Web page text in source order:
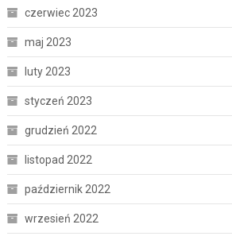
czerwiec 2023
maj 2023
luty 2023
styczeń 2023
grudzień 2022
listopad 2022
październik 2022
wrzesień 2022